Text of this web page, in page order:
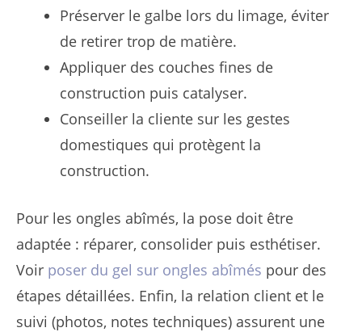
Préserver le galbe lors du limage, éviter
de retirer trop de matière.
Appliquer des couches fines de
construction puis catalyser.
Conseiller la cliente sur les gestes
domestiques qui protègent la
construction.
Pour les ongles abîmés, la pose doit être
adaptée : réparer, consolider puis esthétiser.
Voir poser du gel sur ongles abîmés pour des
étapes détaillées. Enfin, la relation client et le
suivi (photos, notes techniques) assurent une